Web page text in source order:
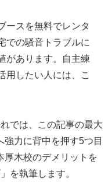
ースを無料でレンタ
での騒音トラブルに
があります。自主練
用したい人には、こ
では、この記事の最大
力に背中を押す5つ目
厚木校のデメリットを
を執筆します。